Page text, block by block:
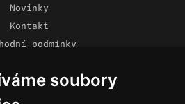
soubory
Novinky
Kontakt
podmínky